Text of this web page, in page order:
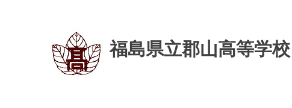
福島県立郡山高等学